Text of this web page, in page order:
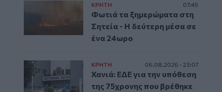
ΚΡΗΤΗ 07:45
Φωτιά τα ξημερώματα στη
Σητεία - Η δεύτερη μέσα σε
ένα 24ωρο
ΚΡΗΤΗ 06.08.2026 - 23:07
Χανιά: ΕΔΕ για την υπόθεση
της 75χρονης που βρέθηκε